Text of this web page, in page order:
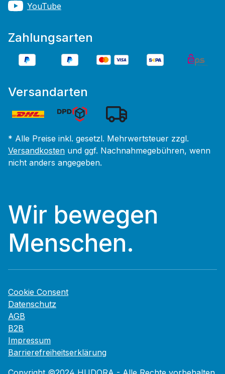
YouTube
Zahlungsarten
Versandarten
* Alle Preise inkl. gesetzl. Mehrwertsteuer zzgl.
Versandkosten und ggf. Nachnahmegebühren, wenn
nicht anders angegeben.
Wir bewegen
Menschen.
Cookie Consent
Datenschutz
AGB
B2B
Impressum
Barrierefreiheitserklärung